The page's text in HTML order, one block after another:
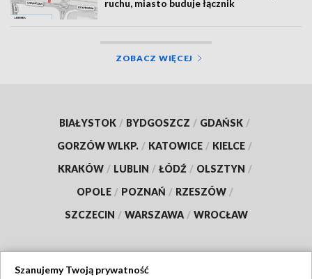
ruchu, miasto buduje łącznik
ZOBACZ WIĘCEJ
BIAŁYSTOK / BYDGOSZCZ / GDAŃSK /
GORZÓW WLKP. / KATOWICE / KIELCE /
KRAKÓW / LUBLIN / ŁÓDŹ / OLSZTYN /
OPOLE / POZNAŃ / RZESZÓW /
SZCZECIN / WARSZAWA / WROCŁAW
Szanujemy Twoją prywatność